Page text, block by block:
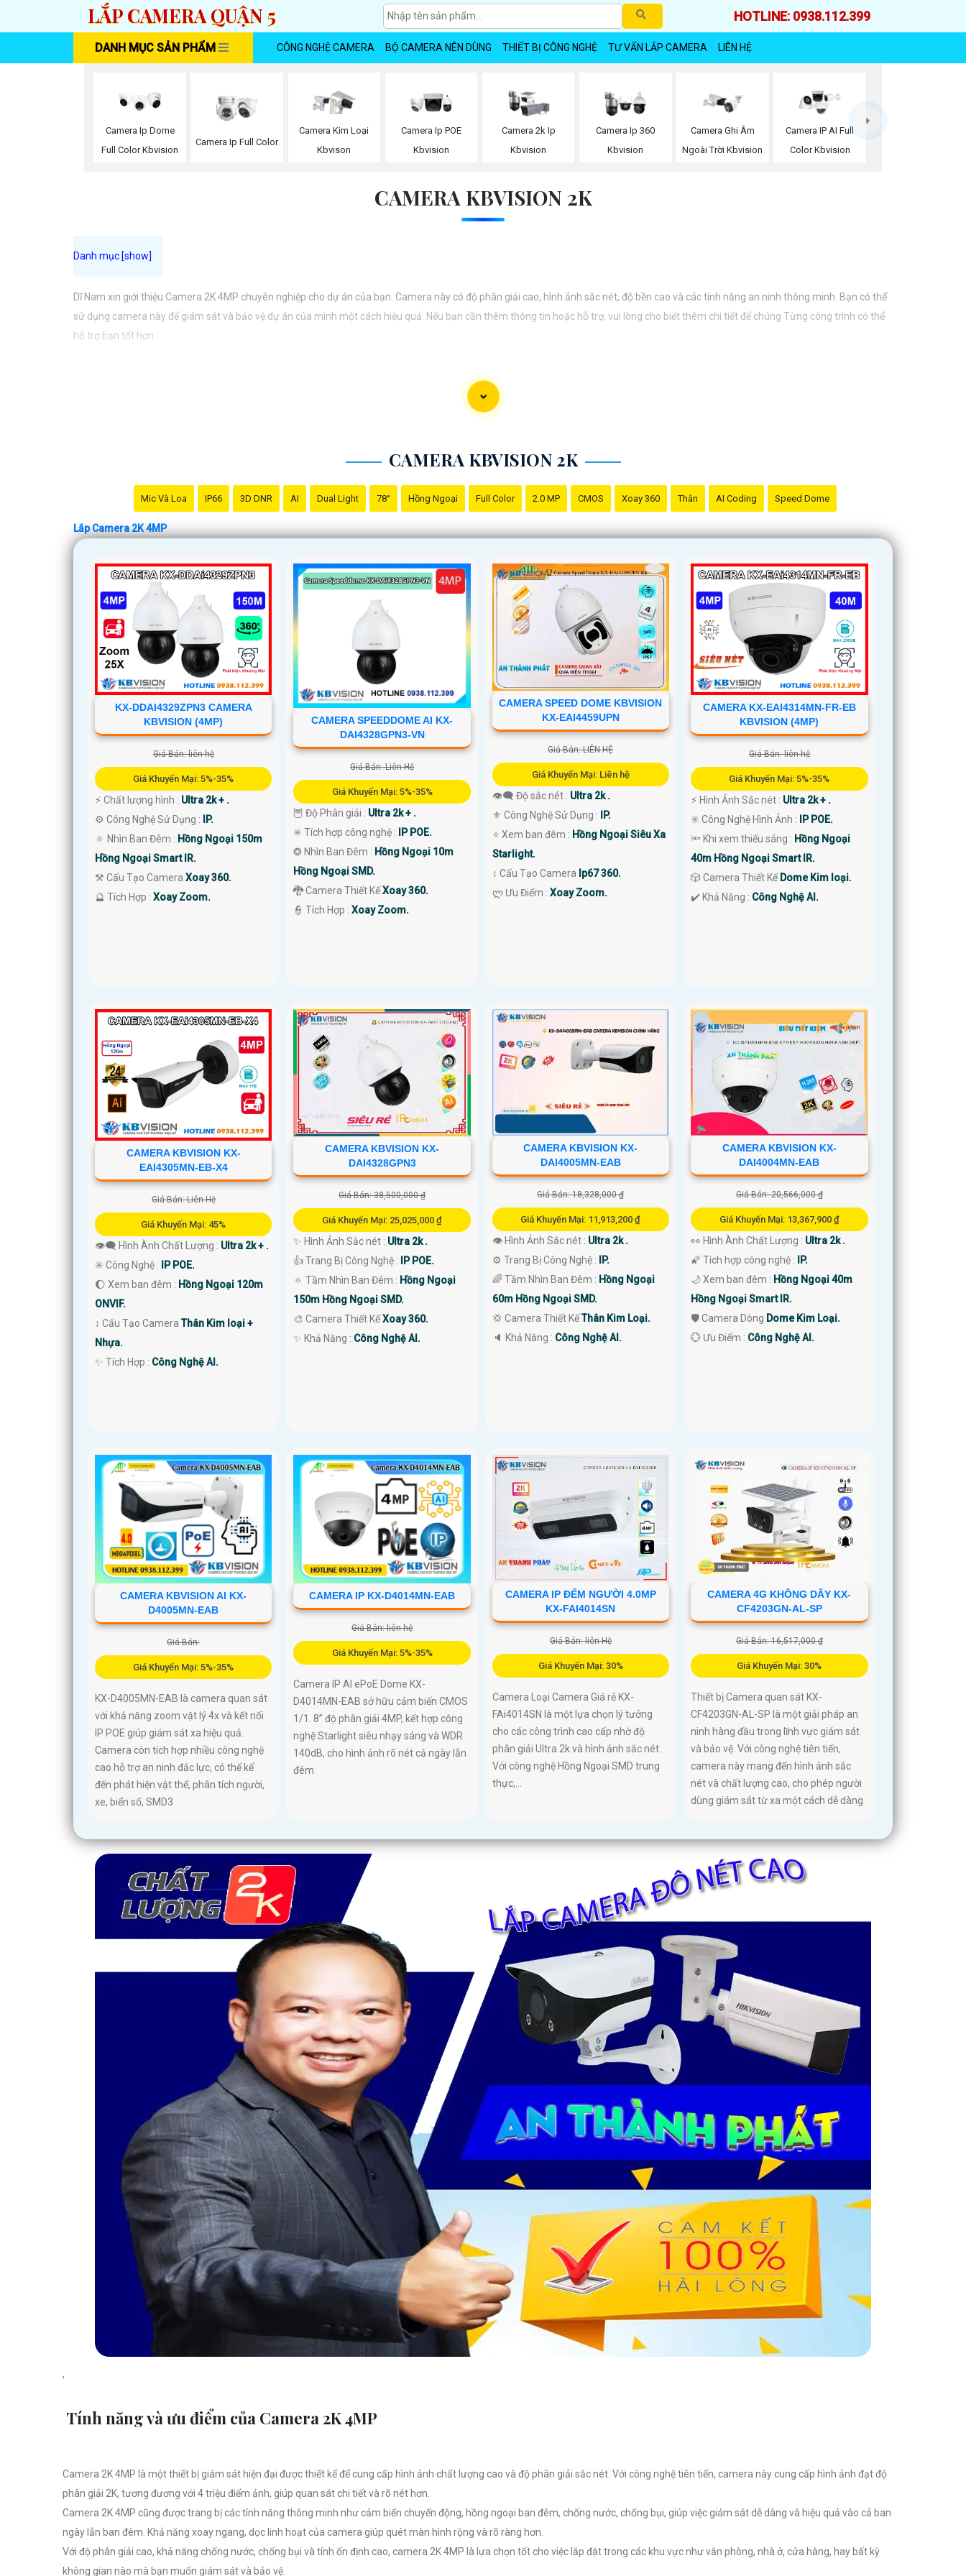
LẮP CAMERA QUẬN 5 HOTLINE: 0938.112.399
DANH MỤC SẢN PHẨM CÔNG NGHỆ CAMERA BỘ CAMERA NÊN DÙNG THIẾT BỊ CÔNG NGHỆ TƯ VẤN LẮP CAMERA LIÊN HỆ
Camera Ip Dome
Full Color Kbvision
Camera Ip Full Color
Camera Kim Loại
Kbvison
Camera Ip POE
Kbvision
Camera 2k Ip
Kbvision
Camera Ip 360
Kbvision
Camera Ghi Âm
Ngoài Trời Kbvision
Camera IP AI Full
Color Kbvision
CAMERA KBVISION 2K
Dĩ Nam xin giới thiệu Camera 2K 4MP chuyên nghiệp cho dự án của bạn. Camera này có độ phân giải cao, hình ảnh sắc nét, độ bền cao và các tính năng an ninh thông minh. Bạn có thể
sử dụng camera này để giám sát và bảo vệ dự án của mình một cách hiệu quả. Nếu bạn cần thêm thông tin hoặc hỗ trợ, vui lòng cho biết thêm chi tiết để chúng Từng công trình có thể
hỗ trợ bạn tốt hơn.
CAMERA KBVISION 2K
Mic Và Loa IP66 3D DNR AI Dual Light 78° Hồng Ngoại Full Color 2.0 MP CMOS Xoay 360 Thân AI Coding Speed Dome
Lắp Camera 2K 4MP
KX-DDAI4329ZPN3 CAMERA
KBVISION (4MP)
Giá Bán: liên hệ
Giá Khuyến Mại: 5%-35%
️⚡ Chất lượng hình : Ultra 2k + .
⚙ Công Nghệ Sử Dụng :
IP.
🔅 Nhìn Ban Đêm : Hồng Ngoại 150m
Hồng Ngoại Smart IR.
⚒ Cấu Tạo Camera Xoay 360.
️🔮 Tích Hợp : Xoay Zoom.
CAMERA SPEEDDOME AI KX-
DAI4328GPN3-VN
Giá Bán: Liên Hệ
Giá Khuyến Mại: 5%-35%
🦉 Độ Phân giải : Ultra 2k + .
✳️ Tích hợp công nghệ :
IP POE.
❂ Nhìn Ban Đêm : Hồng Ngoại 10m
Hồng Ngoại SMD.
🐉️ Camera Thiết KếXoay 360.
️👮 Tích Hợp :Xoay Zoom.
CAMERA SPEED DOME KBVISION
KX-EAI4459UPN
Giá Bán: LIÊN HỆ
Giá Khuyến Mại: Liên hệ
👁️‍🗨 Độ sắc nét : Ultra 2k .
⚜️ Công Nghệ Sử Dụng :
IP.
⭐ Xem ban đêm : Hồng Ngoại Siêu Xa
Starlight.
↕️ Cấu Tạo Camera Ip67 360.
️ლ Ưu Điểm : Xoay Zoom.
CAMERA KX-EAI4314MN-FR-EB
KBVISION (4MP)
Giá Bán: liên hệ
Giá Khuyến Mại: 5%-35%
️⚡ Hình Ảnh Sắc nét : Ultra 2k + .
✳️ Công Nghệ Hình Ảnh :
IP POE.
🔦 Khi xem thiếu sáng : Hồng Ngoại
40m Hồng Ngoại Smart IR.
🎲 Camera Thiết Kế Dome Kim loại.
️✔️ Khả Năng : Công Nghệ AI.
CAMERA KBVISION KX-
EAI4305MN-EB-X4
Giá Bán: Liên Hệ
Giá Khuyến Mại: 45%
👁️‍🗨 Hình Ành Chất Lượng : Ultra 2k + .
✳️ Công Nghệ :
IP POE.
🌔 Xem ban đêm : Hồng Ngoại 120m
ONVIF.
↕️ Cấu Tạo CameraThân Kim loại +
Nhựa.
️✨ Tích Hợp : Công Nghệ AI.
CAMERA KBVISION KX-
DAI4328GPN3
Giá Bán: 38,500,000 ₫
Giá Khuyến Mại: 25,025,000 ₫
✨ Hình Ảnh Sắc nét : Ultra 2k .
👍 Trang Bị Công Nghệ :
IP POE.
🔅 Tầm Nhìn Ban Đêm : Hồng Ngoại
150m Hồng Ngoại SMD.
🎨 Camera Thiết KếXoay 360.
️✨ Khả Năng : Công Nghệ AI.
CAMERA KBVISION KX-
DAI4005MN-EAB
Giá Bán: 18,328,000 ₫
Giá Khuyến Mại: 11,913,200 ₫
👁 Hình Ảnh Sắc nét : Ultra 2k .
⚙ Trang Bị Công Nghệ :
IP.
🌈 Tầm Nhìn Ban Đêm : Hồng Ngoại
60m Hồng Ngoại SMD.
💢 Camera Thiết KếThân Kim Loại.
️🔈 Khả Năng : Công Nghệ AI.
CAMERA KBVISION KX-
DAI4004MN-EAB
Giá Bán: 20,566,000 ₫
Giá Khuyến Mại: 13,367,900 ₫
👀 Hình Ành Chất Lượng : Ultra 2k .
🌠 Tích hợp công nghệ :
IP.
🌙 Xem ban đêm : Hồng Ngoại 40m
Hồng Ngoại Smart IR.
🛡 Camera Dòng Dome Kim Loại.
️💮 Ưu Điểm : Công Nghệ AI.
CAMERA KBVISION AI KX-
D4005MN-EAB
Giá Bán:
Giá Khuyến Mại: 5%-35%
KX-D4005MN-EAB là camera quan sát
với khả năng zoom vật lý 4x và kết nối
IP POE giúp giám sát xa hiệu quả.
Camera còn tích hợp nhiều công nghệ
cao hỗ trợ an ninh đắc lực, có thể kể
đến phát hiện vật thể, phân tích người,
xe, biển số, SMD3
CAMERA IP KX-D4014MN-EAB
Giá Bán: liên hệ
Giá Khuyến Mại: 5%-35%
Camera IP AI ePoE Dome KX-
D4014MN-EAB sở hữu cảm biến CMOS
1/1. 8” độ phân giải 4MP, kết hợp công
nghệ Starlight siêu nhạy sáng và WDR
140dB, cho hình ảnh rõ nét cả ngày lẫn
đêm
CAMERA IP ĐẾM NGƯỜI 4.0MP
KX-FAI4014SN
Giá Bán: liên Hệ
Giá Khuyến Mại: 30%
Camera Loại Camera Giá rẻ KX-
FAi4014SN là một lựa chọn lý tưởng
cho các công trình cao cấp nhờ độ
phân giải Ultra 2k và hình ảnh sắc nét.
Với công nghệ Hồng Ngoại SMD trung
thực,...
CAMERA 4G KHÔNG DÂY KX-
CF4203GN-AL-SP
Giá Bán: 16,517,000 ₫
Giá Khuyến Mại: 30%
Thiết bị Camera quan sát KX-
CF4203GN-AL-SP là một giải pháp an
ninh hàng đầu trong lĩnh vực giám sát
và bảo vệ. Với công nghệ tiên tiến,
camera này mang đến hình ảnh sắc
nét và chất lượng cao, cho phép người
dùng giám sát từ xa một cách dễ dàng
'
Tính năng và ưu điểm của Camera 2K 4MP
Camera 2K 4MP là một thiết bị giám sát hiện đại được thiết kế để cung cấp hình ảnh chất lượng cao và độ phân giải sắc nét. Với công nghệ tiên tiến, camera này cung cấp hình ảnh đạt độ
phân giải 2K, tương đương với 4 triệu điểm ảnh, giúp quan sát chi tiết và rõ nét hơn.
Camera 2K 4MP cũng được trang bị các tính năng thông minh như cảm biến chuyển động, hồng ngoại ban đêm, chống nước, chống bụi, giúp việc giám sát dễ dàng và hiệu quả vào cả ban
ngày lẫn ban đêm. Khả năng xoay ngang, dọc linh hoạt của camera giúp quét màn hình rộng và rõ ràng hơn.
Với độ phân giải cao, khả năng chống nước, chống bụi và tính ổn định cao, camera 2K 4MP là lựa chọn tốt cho việc lắp đặt trong các khu vực như văn phòng, nhà ở, cửa hàng, hay bất kỳ
không gian nào mà bạn muốn giám sát và bảo vệ.